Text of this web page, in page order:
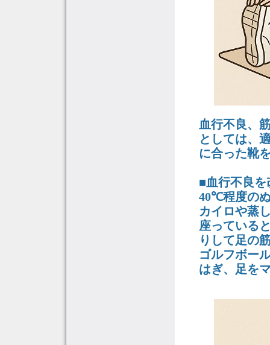
血行不良、
としては、
に合った靴
■血行不良を
40℃程度の
カイロや蒸
座っている
りして足の
ゴルフボー
はぎ、足を